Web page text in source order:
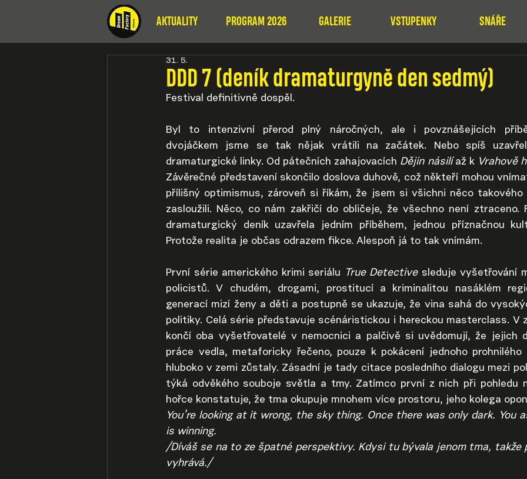
AKTUALITY PROGRAM 2026 GALERIE VSTUPENKY SNÁŘE
DDD 7 (deník dramaturgyně den sedmý)
31. 5.
Festival definitivně dospěl.
Byl to intenzivní přerod plný náročných, ale i povznášejících
dvojáčkem jsme se tak nějak vrátili na začátek. Nebo spíš
dramaturgické linky. Od pátečních zahajovacích Dějin násilí až k Vrahově
Závěrečné představení skončilo doslova duhově, což někteří mohou
přílišný optimismus, zároveň si říkám, že jsem si všichni něco takového
zasloužili. Něco, co nám zakřičí do obličeje, že všechno není ztraceno.
dramaturgický deník uzavřela jedním příběhem, jednou příznačnou
Protože realita je občas odrazem fikce. Alespoň já to tak vnímám.
První série amerického krimi seriálu True Detective sleduje vyšetřování
policistů. V chudém, drogami, prostitucí a kriminalitou nasáklém
generací mizí ženy a děti a postupně se ukazuje, že vina sahá do
politiky. Celá série představuje scénáristickou i hereckou masterclass. V
končí oba vyšetřovatelé v nemocnici a palčivě si uvědomují, že jejich
práce vedla, metaforicky řečeno, pouze k pokácení jednoho prohnilého
hluboko v zemi zůstaly. Zásadní je tady citace posledního dialogu mezi
týká odvěkého souboje světla a tmy. Zatímco první z nich při pohledu
hořce konstatuje, že tma okupuje mnohem více prostoru, jeho kolega
You’re looking at it wrong, the sky thing. Once there was only dark. You
is winning.
/Díváš se na to ze špatné perspektivy. Kdysi tu bývala jenom tma, takže
vyhrává./